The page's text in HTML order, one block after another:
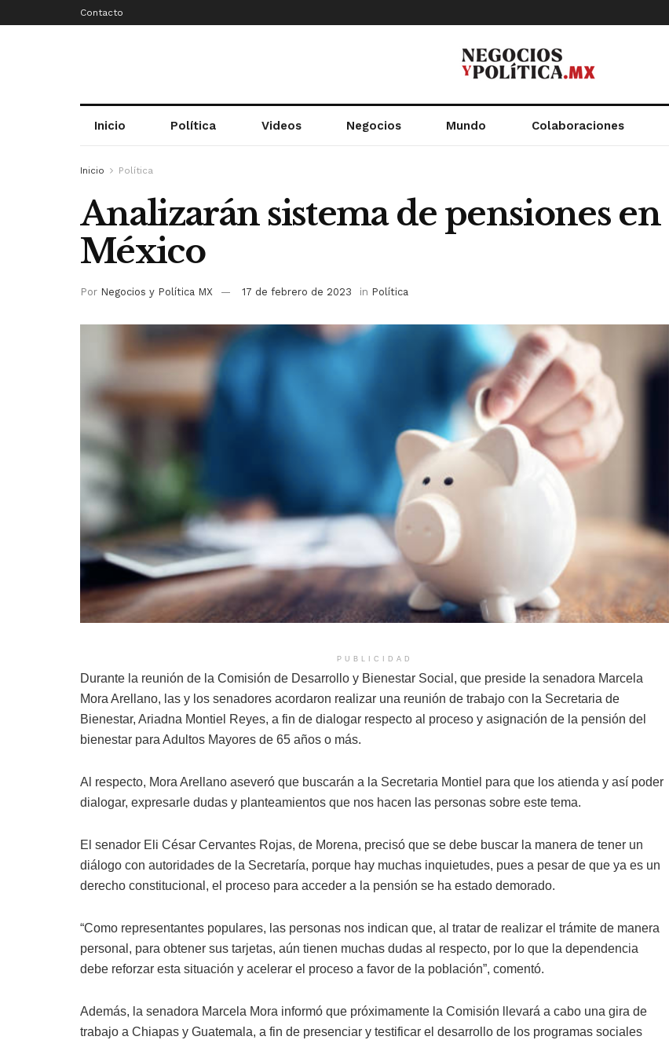
Contacto
Inicio Política Videos Negocios Mundo Colaboraciones
Inicio Política
Analizarán sistema de pensiones en
México
Por Negocios y Política MX 17 de febrero de 2023 in Política
PUBLICIDAD
Durante la reunión de la Comisión de Desarrollo y Bienestar Social, que preside la senadora Marcela
Mora Arellano, las y los senadores acordaron realizar una reunión de trabajo con la Secretaria de
Bienestar, Ariadna Montiel Reyes, a fin de dialogar respecto al proceso y asignación de la pensión del
bienestar para Adultos Mayores de 65 años o más.
Al respecto, Mora Arellano aseveró que buscarán a la Secretaria Montiel para que los atienda y así poder
dialogar, expresarle dudas y planteamientos que nos hacen las personas sobre este tema.
El senador Eli César Cervantes Rojas, de Morena, precisó que se debe buscar la manera de tener un
diálogo con autoridades de la Secretaría, porque hay muchas inquietudes, pues a pesar de que ya es un
derecho constitucional, el proceso para acceder a la pensión se ha estado demorado.
“Como representantes populares, las personas nos indican que, al tratar de realizar el trámite de manera
personal, para obtener sus tarjetas, aún tienen muchas dudas al respecto, por lo que la dependencia
debe reforzar esta situación y acelerar el proceso a favor de la población”, comentó.
Además, la senadora Marcela Mora informó que próximamente la Comisión llevará a cabo una gira de
trabajo a Chiapas y Guatemala, a fin de presenciar y testificar el desarrollo de los programas sociales